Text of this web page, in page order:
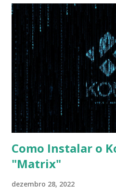
com Win, deixe essa opção no
Disabled USB S3 Wake-up ->
Disabled OS Mode Selection ->
opção garante boot com Win
Order USB HDD: SATA CD:
vai garantir que ele tente
pelo CD e por último no HD.
as necessá...
Como Instalar o
"Matrix"
dezembro 28, 2022